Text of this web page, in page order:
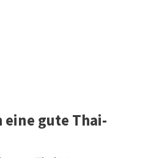
eine gute Thai-